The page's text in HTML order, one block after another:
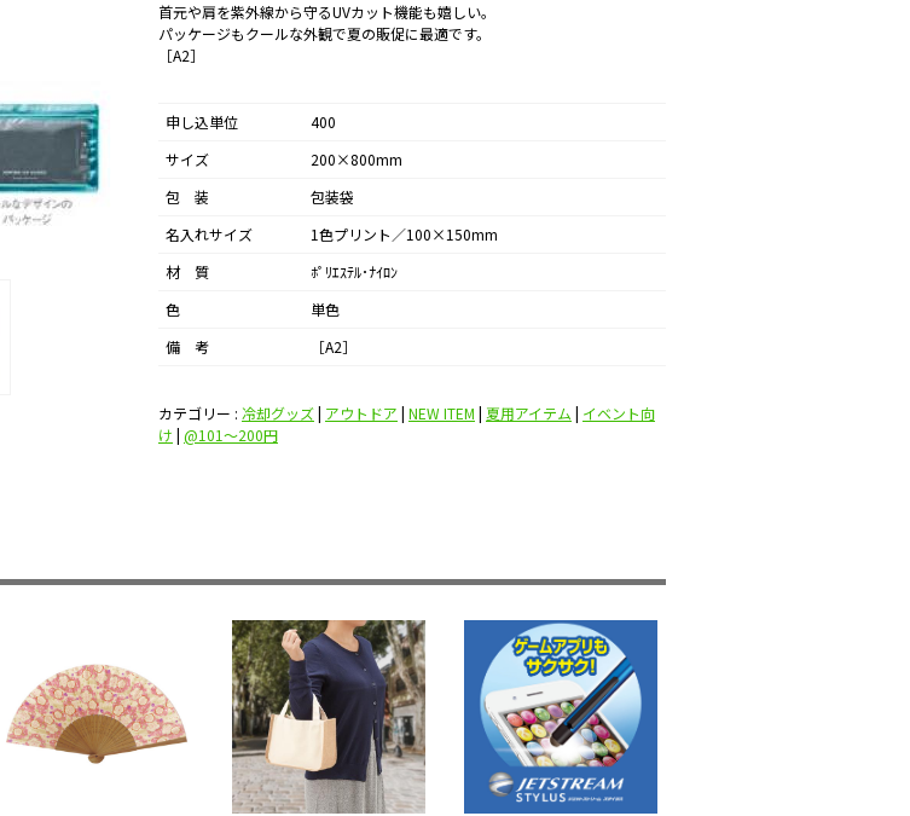
首元や肩を紫外線から守るUVカット機能も嬉しい。
パッケージもクールな外観で夏の販促に最適です。
［A2］
申し込単位
400
サイズ
200×800mm
包 装
包装袋
名入れサイズ
1色プリント／100×150mm
材 質
ﾎﾟﾘｴｽﾃﾙ･ﾅｲﾛﾝ
色
単色
備 考
［A2］
カテゴリー : 冷却グッズ| アウトドア | NEW ITEM | 夏用アイテム | イベント向
け | @101〜200円